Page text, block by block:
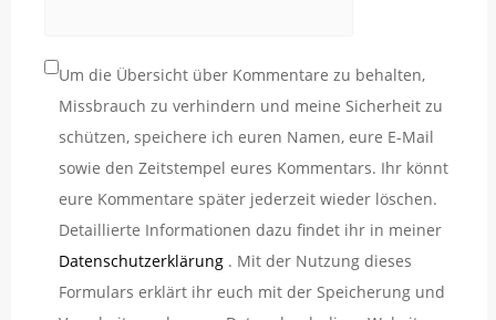
Um die Übersicht über Kommentare zu behalten,
Missbrauch zu verhindern und meine Sicherheit zu
schützen, speichere ich euren Namen, eure E-Mail
sowie den Zeitstempel eures Kommentars. Ihr könnt
eure Kommentare später jederzeit wieder löschen.
Detaillierte Informationen dazu findet ihr in meiner
Datenschutzerklärung . Mit der Nutzung dieses
Formulars erklärt ihr euch mit der Speicherung und